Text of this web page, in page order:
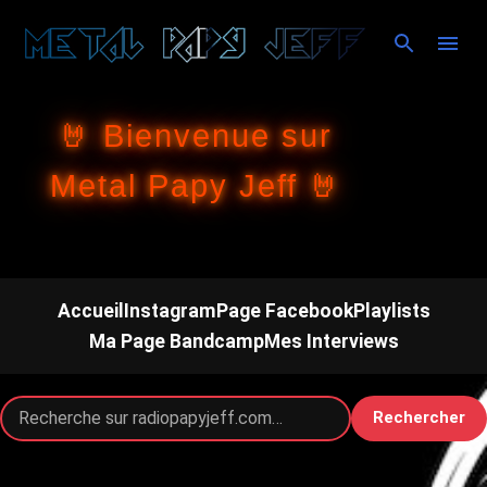
Accéder au contenu principal
🤘 Bienvenue sur
Metal Papy Jeff 🤘
Accueil InstagramPage FacebookPlaylists
Ma Page BandcampMes Interviews
Rechercher